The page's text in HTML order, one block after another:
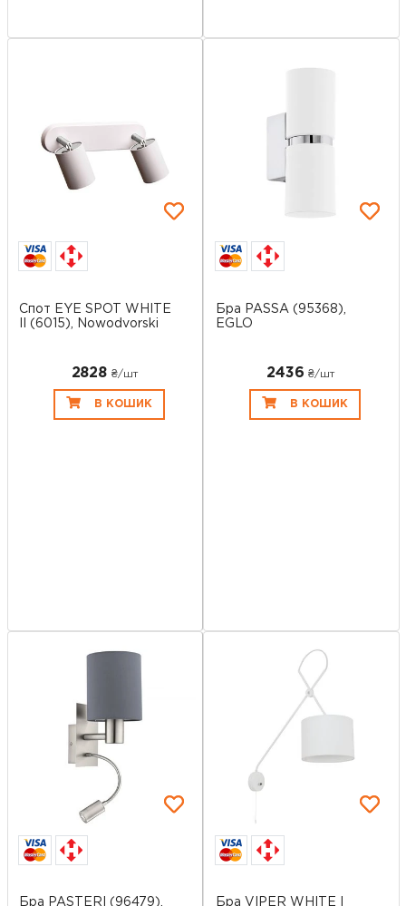
Спот EYE SPOT WHITE
II (6015), Nowodvorski
2828 ₴/шт
В КОШИК
Бра PASSA (95368),
EGLO
2436 ₴/шт
В КОШИК
Бра PASTERI (96479), Бра VIPER WHITE I